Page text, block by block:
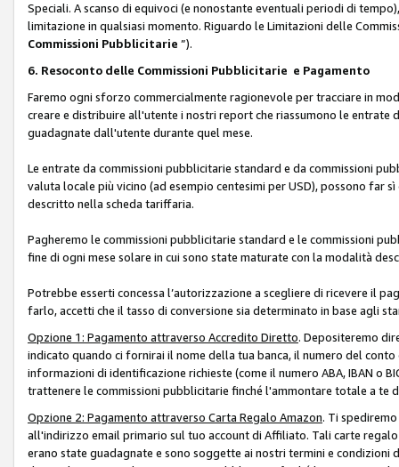
Speciali. A scanso di equivoci (e nonostante eventuali periodi di
limitazione in qualsiasi momento. Riguardo le Limitazioni delle
Commissioni Pubblicitarie ”).
6. Resoconto delle Commissioni Pubblicitarie e Pagamento
Faremo ogni sforzo commercialmente ragionevole per tracciare in
creare e distribuire all'utente i nostri report che riassumono le
guadagnate dall'utente durante quel mese.
Le entrate da commissioni pubblicitarie standard e da commissioni
valuta locale più vicino (ad esempio centesimi per USD), possono far
descritto nella scheda tariffaria.
Pagheremo le commissioni pubblicitarie standard e le commissioni
fine di ogni mese solare in cui sono state maturate con la modalità
Potrebbe esserti concessa l’autorizzazione a scegliere di ricevere il
farlo, accetti che il tasso di conversione sia determinato in base agli
Opzione 1: Pagamento attraverso Accredito Diretto. Depositeremo
indicato quando ci fornirai il nome della tua banca, il numero del
informazioni di identificazione richieste (come il numero ABA, IBAN o
trattenere le commissioni pubblicitarie finché l'ammontare totale a
Opzione 2: Pagamento attraverso Carta Regalo Amazon. Ti
all'indirizzo email primario sul tuo account di Affiliato. Tali carte
erano state guadagnate e sono soggette ai nostri termini e